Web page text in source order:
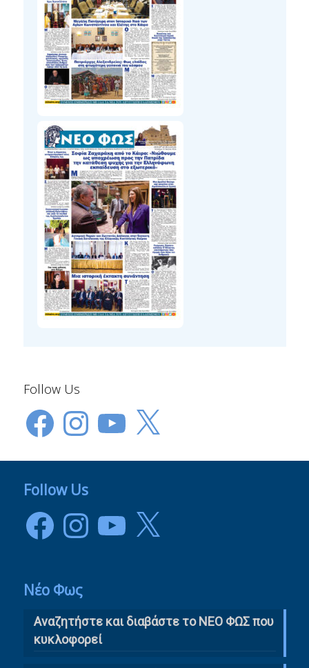
Follow Us
FacebookInstagramYouTube
X
Follow Us
FacebookInstagramYouTube
X
Νέο Φως
Αναζητήστε και διαβάστε το NΕΟ ΦΩΣ που
κυκλοφορεί